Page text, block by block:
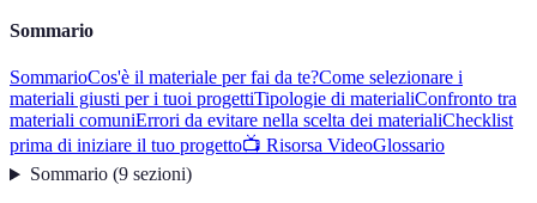
Sommario
SommarioCos'è il materiale per fai da te?Come selezionare i
materiali giusti per i tuoi progettiTipologie di materialiConfronto tra
materiali comuniErrori da evitare nella scelta dei materialiChecklist
prima di iniziare il tuo progetto📺 Risorsa VideoGlossario
Sommario(9 sezioni)